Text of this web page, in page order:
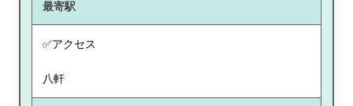
最寄駅
✅アクセス
八軒